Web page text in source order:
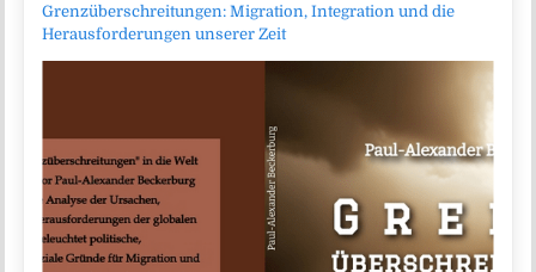
Grenzüberschreitungen: Migration, Integration und die
Herausforderungen unserer Zeit